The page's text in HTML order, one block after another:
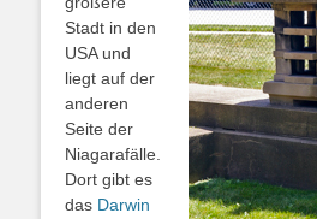
Stadt in den
USA und
liegt auf der
anderen
Seite der
Niagarafälle.
Dort gibt es
das Darwin